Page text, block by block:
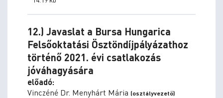
12.) Javaslat a Bursa Hungarica
Felsőoktatási Ösztöndíjpályázathoz
történő 2021. évi csatlakozás
jóváhagyására
előadó:
Vinczéné Dr. Menyhárt Mária (osztályvezető)